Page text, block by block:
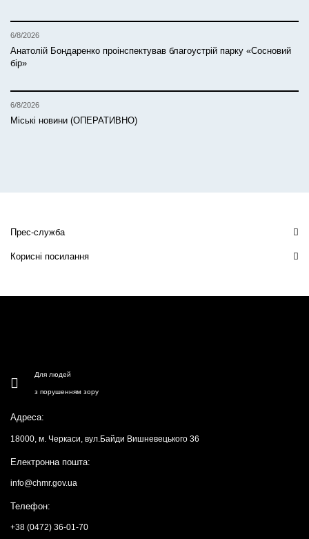
6/8/2026
Анатолій Бондаренко проінспектував благоустрій парку «Сосновий
бір»
6/8/2026
Міські новини (ОПЕРАТИВНО)
Прес-служба
Корисні посилання
Для людей
з порушенням зору
Адреса:
18000, м. Черкаси, вул.Байди Вишневецького 36
Електронна пошта:
info@chmr.gov.ua
Телефон:
+38 (0472) 36-01-70